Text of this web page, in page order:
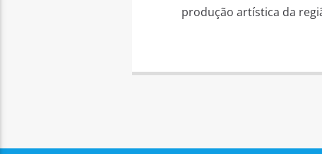
produção artística da